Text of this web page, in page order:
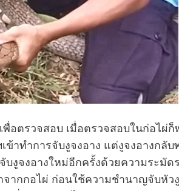
พื่อตรวจสอบ เมื่อตรวจสอบในก่อไผ่ก็
าทำการจับงูจงอาง แต่งูจงอางกลับ
งูจงอางใหม่อีกครั้งด้วยความระมัด
ากกอไผ่ ก่อนใช้ความชำนาญจับหัวงู